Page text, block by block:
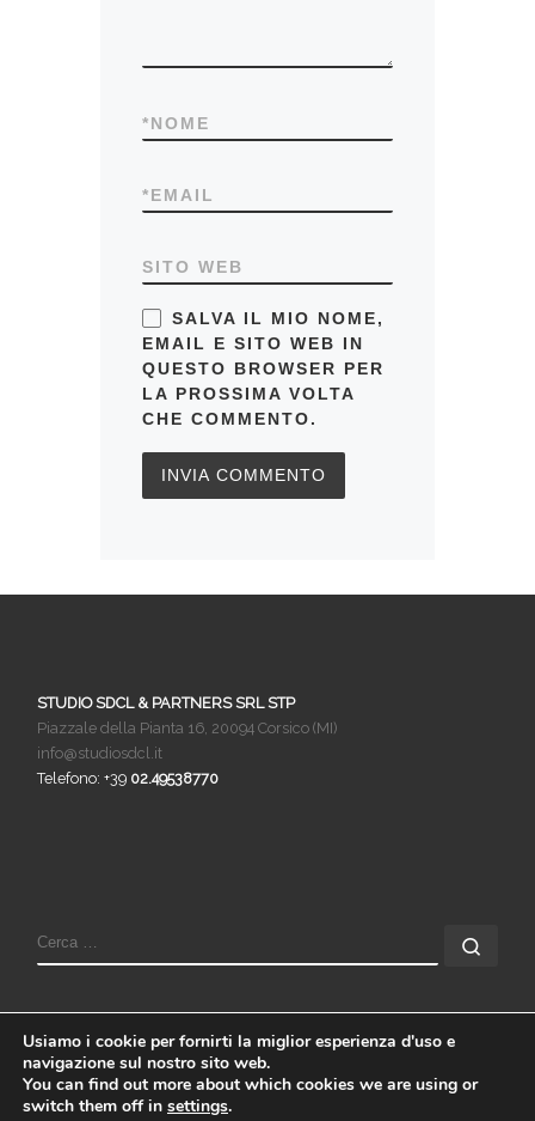
NOME
*
EMAIL
*
SITO WEB
SALVA IL MIO NOME,
EMAIL E SITO WEB IN
QUESTO BROWSER PER
LA PROSSIMA VOLTA
CHE COMMENTO.
STUDIO SDCL & PARTNERS SRL STP
Piazzale della Pianta 16, 20094 Corsico (MI)
info@studiosdcl.it
Telefono: +39 02.49538770
© 2026Studio SDCL & Partners SRL STP– Tutti i diritti
Usiamo i cookie per fornirti la miglior esperienza d'uso e
navigazione sul nostro sito web.
You can find out more about which cookies we are using or
switch them off in settings.